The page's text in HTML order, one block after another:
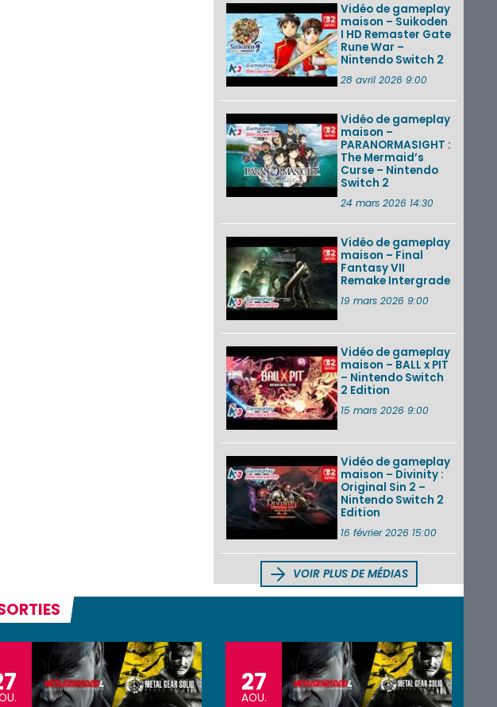
Vidéo de gameplay
maison – Suikoden
I HD Remaster Gate
Rune War –
Nintendo Switch 2
28 avril 2026 9:00
Vidéo de gameplay
maison –
PARANORMASIGHT :
The Mermaid’s
Curse – Nintendo
Switch 2
24 mars 2026 14:30
Vidéo de gameplay
maison – Final
Fantasy VII
Remake Intergrade
19 mars 2026 9:00
Vidéo de gameplay
maison – BALL x PIT
– Nintendo Switch
2 Edition
15 mars 2026 9:00
Vidéo de gameplay
maison – Divinity :
Original Sin 2 –
Nintendo Switch 2
Edition
16 février 2026 15:00
VOIR PLUS DE MÉDIAS
27
AOU.